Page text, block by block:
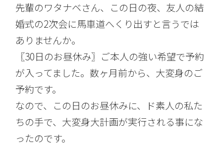
先輩のワタナベさん、この日の夜、友人の結
婚式の2次会に馬車道へくり出すと言うでは
ありませんか。
〖30日のお昼休み〗ご本人の強い希望で予約
が入ってました。数ヶ月前から、大変身のご
予約です。
なので、この日のお昼休みに、ド素人の私た
ちの手で、大変身大計画が実行される事にな
ったのです。